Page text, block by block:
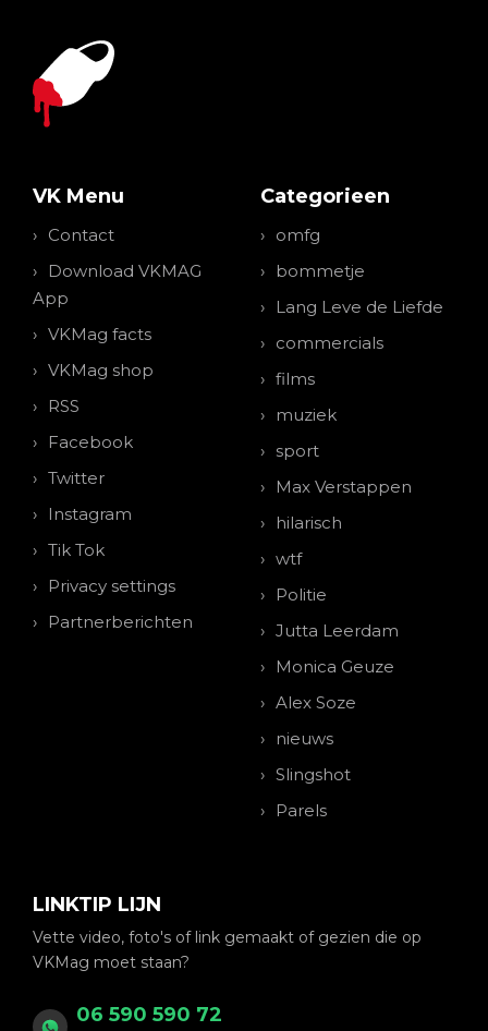
VK Menu
Contact
Download VKMAG
App
VKMag facts
VKMag shop
RSS
Facebook
Twitter
Instagram
Tik Tok
Privacy settings
Partnerberichten
Categorieen
omfg
bommetje
Lang Leve de Liefde
commercials
films
muziek
sport
Max Verstappen
hilarisch
wtf
Politie
Jutta Leerdam
Monica Geuze
Alex Soze
nieuws
Slingshot
Parels
LINKTIP LIJN
Vette video, foto's of link gemaakt of gezien die op
VKMag moet staan?
06 590 590 72